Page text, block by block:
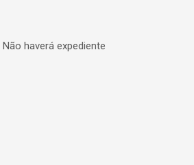
Não haverá expediente